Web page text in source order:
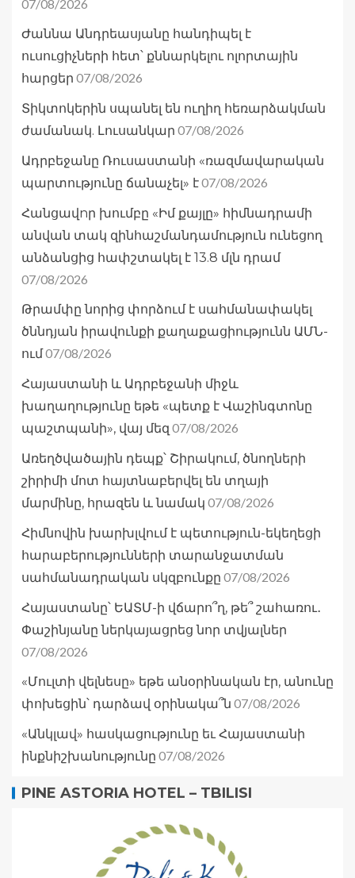
07/08/2026
Ժաննա Անդրեասյանը հանդիպել է
ուսուցիչների հետ՝ քննարկելու ոլորտային
հարցեր 07/08/2026
Տիկտոկերին սպանել են ուղիղ հեռարձակման
ժամանակ. Լուսանկար 07/08/2026
Ադրբեջանը Ռուսաստանի «ռազմավարական
պարտությունը ճանաչել» է07/08/2026
Հանցավnր խումբը «Իմ քայլը» հիմնադրամի
անվան տակ զինհաշմանդամություն ունեցող
անձանցից հափշտակել է 13.8 մլն դրամ
07/08/2026
Թրամփը նորից փորձում է սահմանափակել
ծննդյան իրավունքի քաղաքացիությունն ԱՄՆ-
ում07/08/2026
Հայաստանի և Ադրբեջանի միջև
խաղաղությունը եթե «պետք է Վաշինգտոնը
պաշտպանի», վայ մեզ 07/08/2026
Առեղծվածային դեպք՝ Շիրակում, ծնողների
շիրիմի մոտ հայտնաբերվել են տղայի
մարմինը, հրազեն և նամակ 07/08/2026
Հիմնովին խարխլվում է պետություն-եկեղեցի
հարաբերությունների տարանջատման
սահմանադրական սկզբունքը 07/08/2026
Հայաստանը՝ ԵԱՏՄ-ի վճարո՞ղ, թե՞ շահառու․
Փաշինյանը ներկայացրեց նոր տվյալներ
07/08/2026
«Մուլտի վելնեսը» եթե անօրինական էր, անունը
փոխեցին՝ դարձավ օրինակա՞ն 07/08/2026
«Անկլավ» հասկացությունը եւ Հայաստանի
ինքնիշխանությունը 07/08/2026
PINE ASTORIA HOTEL – TBILISI